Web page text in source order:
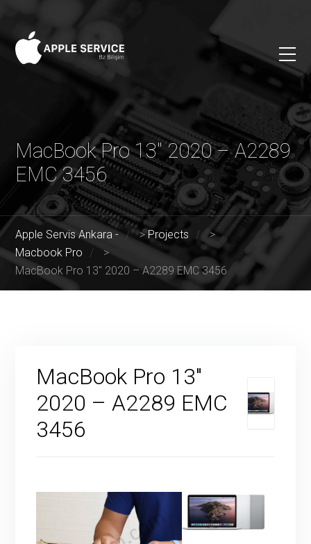
MacBook Pro 13″ 2020 – A2289
EMC 3456
Apple Servis Ankara - >Projects
>
Macbook Pro
>
MacBook Pro 13″ 2020 – A2289 EMC 3456
MacBook Pro 13″
2020 – A2289 EMC
3456